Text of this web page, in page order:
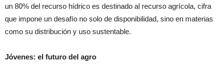
un 80% del recurso hídrico es destinado al recurso agrícola, cifra
que impone un desafío no solo de disponibilidad, sino en materias
como su distribución y uso sustentable.
Jóvenes: el futuro del agro